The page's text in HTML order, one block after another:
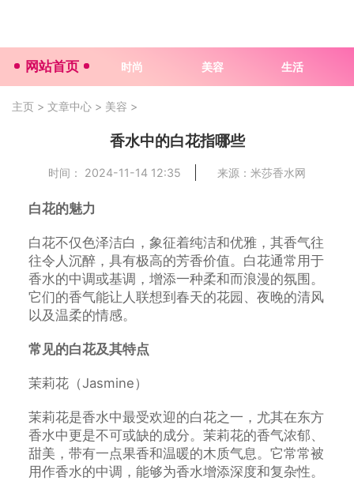
网站首页 时尚 美容 生活
主页 > 文章中心 > 美容 >
香水中的白花指哪些
时间： 2024-11-14 12:35 来源：米莎香水网
白花的魅力
白花不仅色泽洁白，象征着纯洁和优雅，其香气往
往令人沉醉，具有极高的芳香价值。白花通常用于
香水的中调或基调，增添一种柔和而浪漫的氛围。
它们的香气能让人联想到春天的花园、夜晚的清风
以及温柔的情感。
常见的白花及其特点
茉莉花（Jasmine）
茉莉花是香水中最受欢迎的白花之一，尤其在东方
香水中更是不可或缺的成分。茉莉花的香气浓郁、
甜美，带有一点果香和温暖的木质气息。它常常被
用作香水的中调，能够为香水增添深度和复杂性。